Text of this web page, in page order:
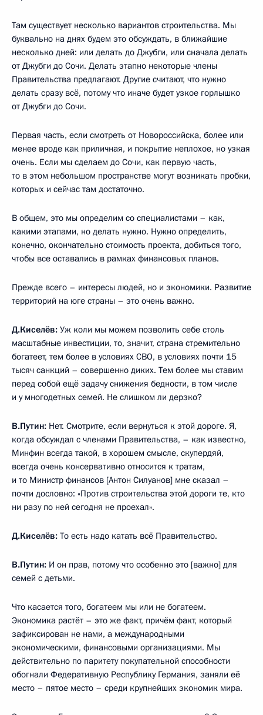
Там существует несколько вариантов строительства. Мы
буквально на днях будем это обсуждать, в ближайшие
несколько дней: или делать до Джубги, или сначала делать
от Джубги до Сочи. Делать этапно некоторые члены
Правительства предлагают. Другие считают, что нужно
делать сразу всё, потому что иначе будет узкое горлышко
от Джубги до Сочи.
Первая часть, если смотреть от Новороссийска, более или
менее вроде как приличная, и покрытие неплохое, но узкая
очень. Если мы сделаем до Сочи, как первую часть,
то в этом небольшом пространстве могут возникать пробки,
которых и сейчас там достаточно.
В общем, это мы определим со специалистами – как,
какими этапами, но делать нужно. Нужно определить,
конечно, окончательно стоимость проекта, добиться того,
чтобы все оставались в рамках финансовых планов.
Прежде всего – интересы людей, но и экономики. Развитие
территорий на юге страны – это очень важно.
Д.Киселёв: Уж коли мы можем позволить себе столь
масштабные инвестиции, то, значит, страна стремительно
богатеет, тем более в условиях СВО, в условиях почти 15
тысяч санкций – совершенно диких. Тем более мы ставим
перед собой ещё задачу снижения бедности, в том числе
и у многодетных семей. Не слишком ли дерзко?
В.Путин: Нет. Смотрите, если вернуться к этой дороге. Я,
когда обсуждал с членами Правительства, – как известно,
Минфин всегда такой, в хорошем смысле, скупердяй,
всегда очень консервативно относится к тратам,
и то Министр финансов [Антон Силуанов] мне сказал –
почти дословно: «Против строительства этой дороги те, кто
ни разу по ней сегодня не проехал».
Д.Киселёв: То есть надо катать всё Правительство.
В.Путин: И он прав, потому что особенно это [важно] для
семей с детьми.
Что касается того, богатеем мы или не богатеем.
Экономика растёт – это же факт, причём факт, который
зафиксирован не нами, а международными
экономическими, финансовыми организациями. Мы
действительно по паритету покупательной способности
обогнали Федеративную Республику Германия, заняли её
место – пятое место – среди крупнейших экономик мира.